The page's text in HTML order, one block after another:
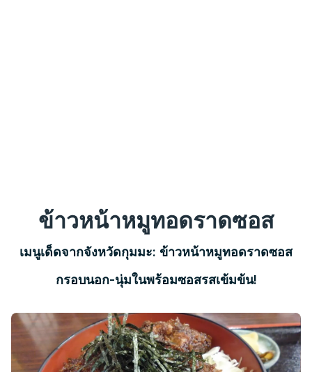
ข้าวหน้าหมูทอดราดซอส
เมนูเด็ดจากจังหวัดกุมมะ: ข้าวหน้าหมูทอดราดซอส
กรอบนอก-นุ่มในพร้อมซอสรสเข้มข้น!